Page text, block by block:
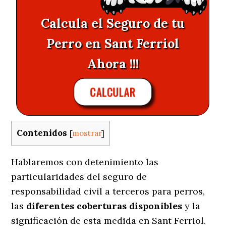
Calcula el Seguro de tu
Perro en Sant Ferriol
Ahora !!!
CALCULAR
Contenidos [mostrar]
Hablaremos con detenimiento las
particularidades del seguro de
responsabilidad civil a terceros para perros,
las diferentes coberturas disponibles y la
significación de esta medida en Sant Ferriol.